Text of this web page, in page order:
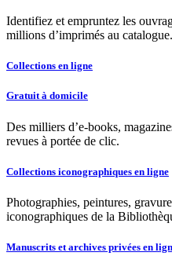
Identifiez et empruntez les
millions d’imprimés au catalogue.
Collections en ligne
Gratuit à domicile
Des milliers d’e-books,
revues à portée de clic.
Collections iconographiques en ligne
Photographies, peintures,
iconographiques de la
Manuscrits et archives privées en